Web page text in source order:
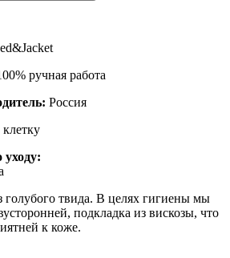
ручная работа
Россия
уходу:
голубого твида. В целях гигиены мы
подкладка из вискозы, что
к коже.